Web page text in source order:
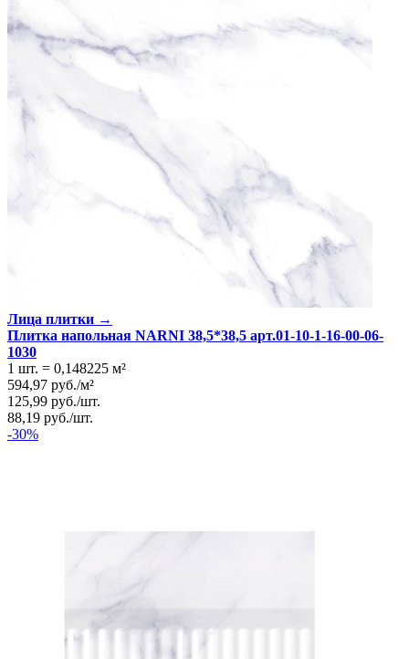
Скидка %
Тип плиткиБордюр настенный
Размеры
9 см
Длина
Ванная комната
Глянцевая/Полированная
Имитация поверхностиМрамор
Лица плитки →
Плитка напольная NARNI 38,5*38,5 арт.01-10-1-16-00-06-
1030
1 шт. = 0,148225 м²
594,97 руб./м²
125,99 руб./шт.
88,19 руб./шт.
-30%